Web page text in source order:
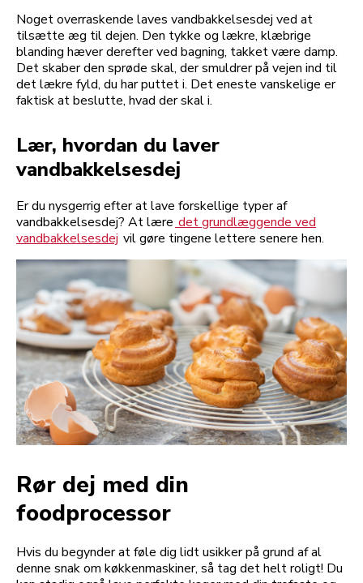
Noget overraskende laves vandbakkelsesdej ved at
tilsætte æg til dejen. Den tykke og lækre, klæbrige
blanding hæver derefter ved bagning, takket være damp.
Det skaber den sprøde skal, der smuldrer på vejen ind til
det lækre fyld, du har puttet i. Det eneste vanskelige er
faktisk at beslutte, hvad der skal i.
Lær, hvordan du laver
vandbakkelsesdej
Er du nysgerrig efter at lave forskellige typer af
vandbakkelsesdej? At lære det grundlæggende ved
vandbakkelsesdej vil gøre tingene lettere senere hen.
Rør dej med din
foodprocessor
Hvis du begynder at føle dig lidt usikker på grund af al
denne snak om køkkenmaskiner, så tag det helt roligt! Du